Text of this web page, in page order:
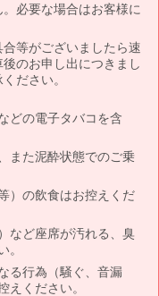
必要な場合はお客様に
等がございましたら速
のお申し出につきまし
ださい。
どの電子タバコを含
また泥酔状態でのご乗
）の飲食はお控えくだ
など座席が汚れる、臭
。
る行為（騒ぐ、音漏
えください。